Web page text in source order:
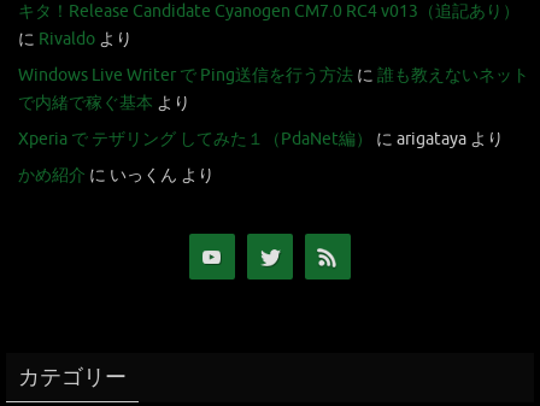
キタ！Release Candidate Cyanogen CM7.0 RC4 v013（追記あり）
に Rivaldo より
Windows Live Writer で Ping送信を行う方法 に 誰も教えないネット
で内緒で稼ぐ基本 より
Xperia で テザリング してみた１（PdaNet編）
に arigataya より
かめ紹介 に いっくん より
カテゴリー